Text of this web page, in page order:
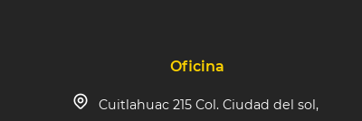
Oficina
Cuitlahuac 215 Col. Ciudad del sol,